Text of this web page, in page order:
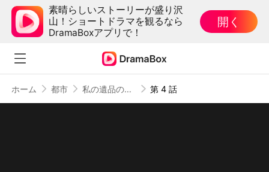
素晴らしいストーリーが盛り沢
山！ショートドラマを観るなら
DramaBoxアプリで！
開く
ホーム 都市 私の遺品の中に、君がいた（吹き替え） 第 4 話